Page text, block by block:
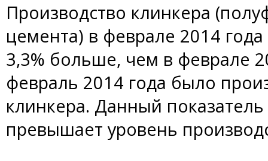
Производство клинкера
цемента) в феврале 2014
3,3% больше, чем в феврале
февраль 2014 года было
клинкера. Данный
превышает уровень